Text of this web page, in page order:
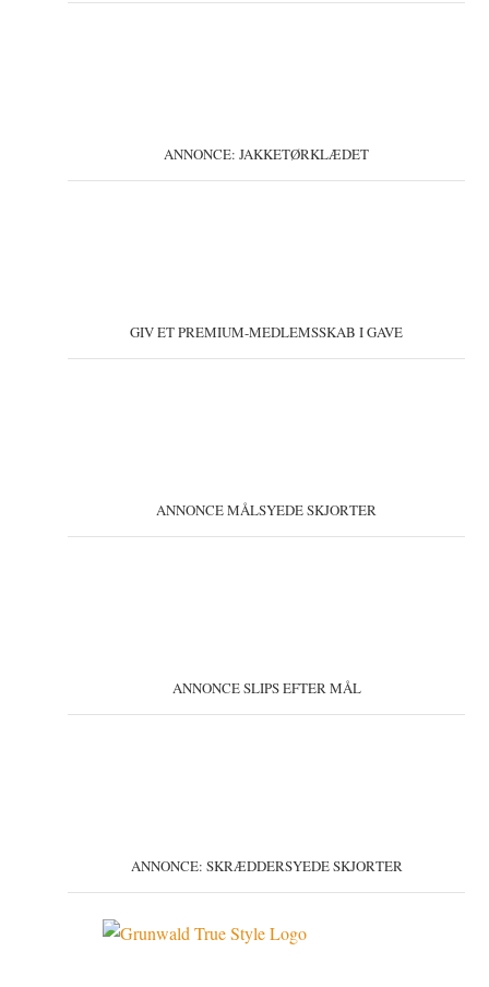
ANNONCE: JAKKETØRKLÆDET
GIV ET PREMIUM-MEDLEMSSKAB I GAVE
ANNONCE MÅLSYEDE SKJORTER
ANNONCE SLIPS EFTER MÅL
ANNONCE: SKRÆDDERSYEDE SKJORTER